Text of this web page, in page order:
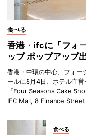
食べる
香港・ifcに「フォ
ップ ポップアップ
香港・中環の中心、フォー
ールに8月4日、ホテル直
「Four Seasons Cake
IFC Mall, 8 Finance
食べる